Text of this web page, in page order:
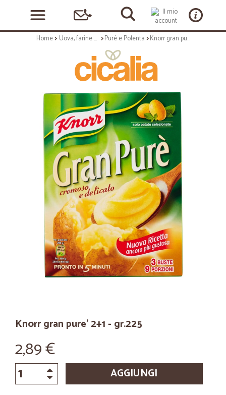
Home Uova, farine e preparati Purè e Polenta Knorr gran pure' 2+1 - gr.225
Knorr gran pure' 2+1 - gr.225
2,89 €
AGGIUNGI